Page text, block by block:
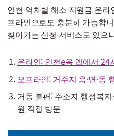
인천 역차별 해소 지원금 온라
프라인으로도 충분히 가능합
찾아가는 신청 서비스도 있으
온라인: 인천e음 앱에서 24
오프라인: 거주지 읍·면·동
거동 불편: 주소지 행정복
원 직접 방문